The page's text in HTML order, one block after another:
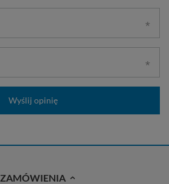
Wyślij opinię
ZAMÓWIENIA